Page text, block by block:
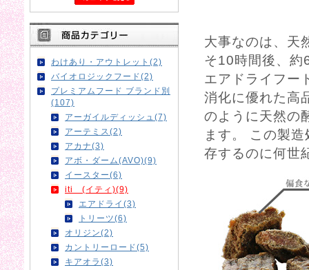
わけあり・アウトレット(2)
バイオロジックフード(2)
プレミアムフード ブランド別
(107)
アーガイルディッシュ(7)
アーテミス(2)
アカナ(3)
アボ・ダーム(AVO)(9)
イースター(6)
iti (イティ)(9)
エアドライ(3)
トリーツ(6)
オリジン(2)
カントリーロード(5)
キアオラ(3)
大事なのは、天
そ10時間後、約
エアドライフー
消化に優れた高
のように天然の
ます。 この製
存するのに何世